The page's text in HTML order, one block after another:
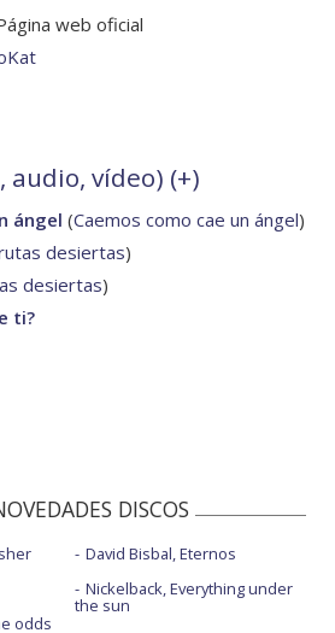
web oficial
audio, vídeo) (+)
ángel (Caemos como cae un ángel)
desiertas)
desiertas)
ti?
DISCOS
odds
David Bisbal, Eternos
Nickelback, Everything under
the sun